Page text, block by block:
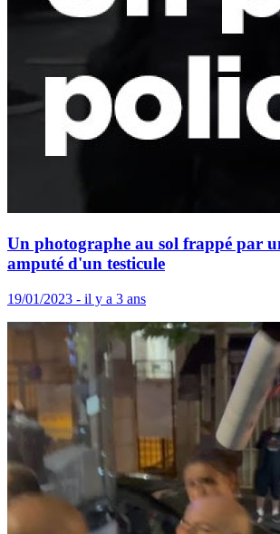
Un photographe au sol frappé par
amputé d'un testicule
19/01/2023 - il y a 3 ans